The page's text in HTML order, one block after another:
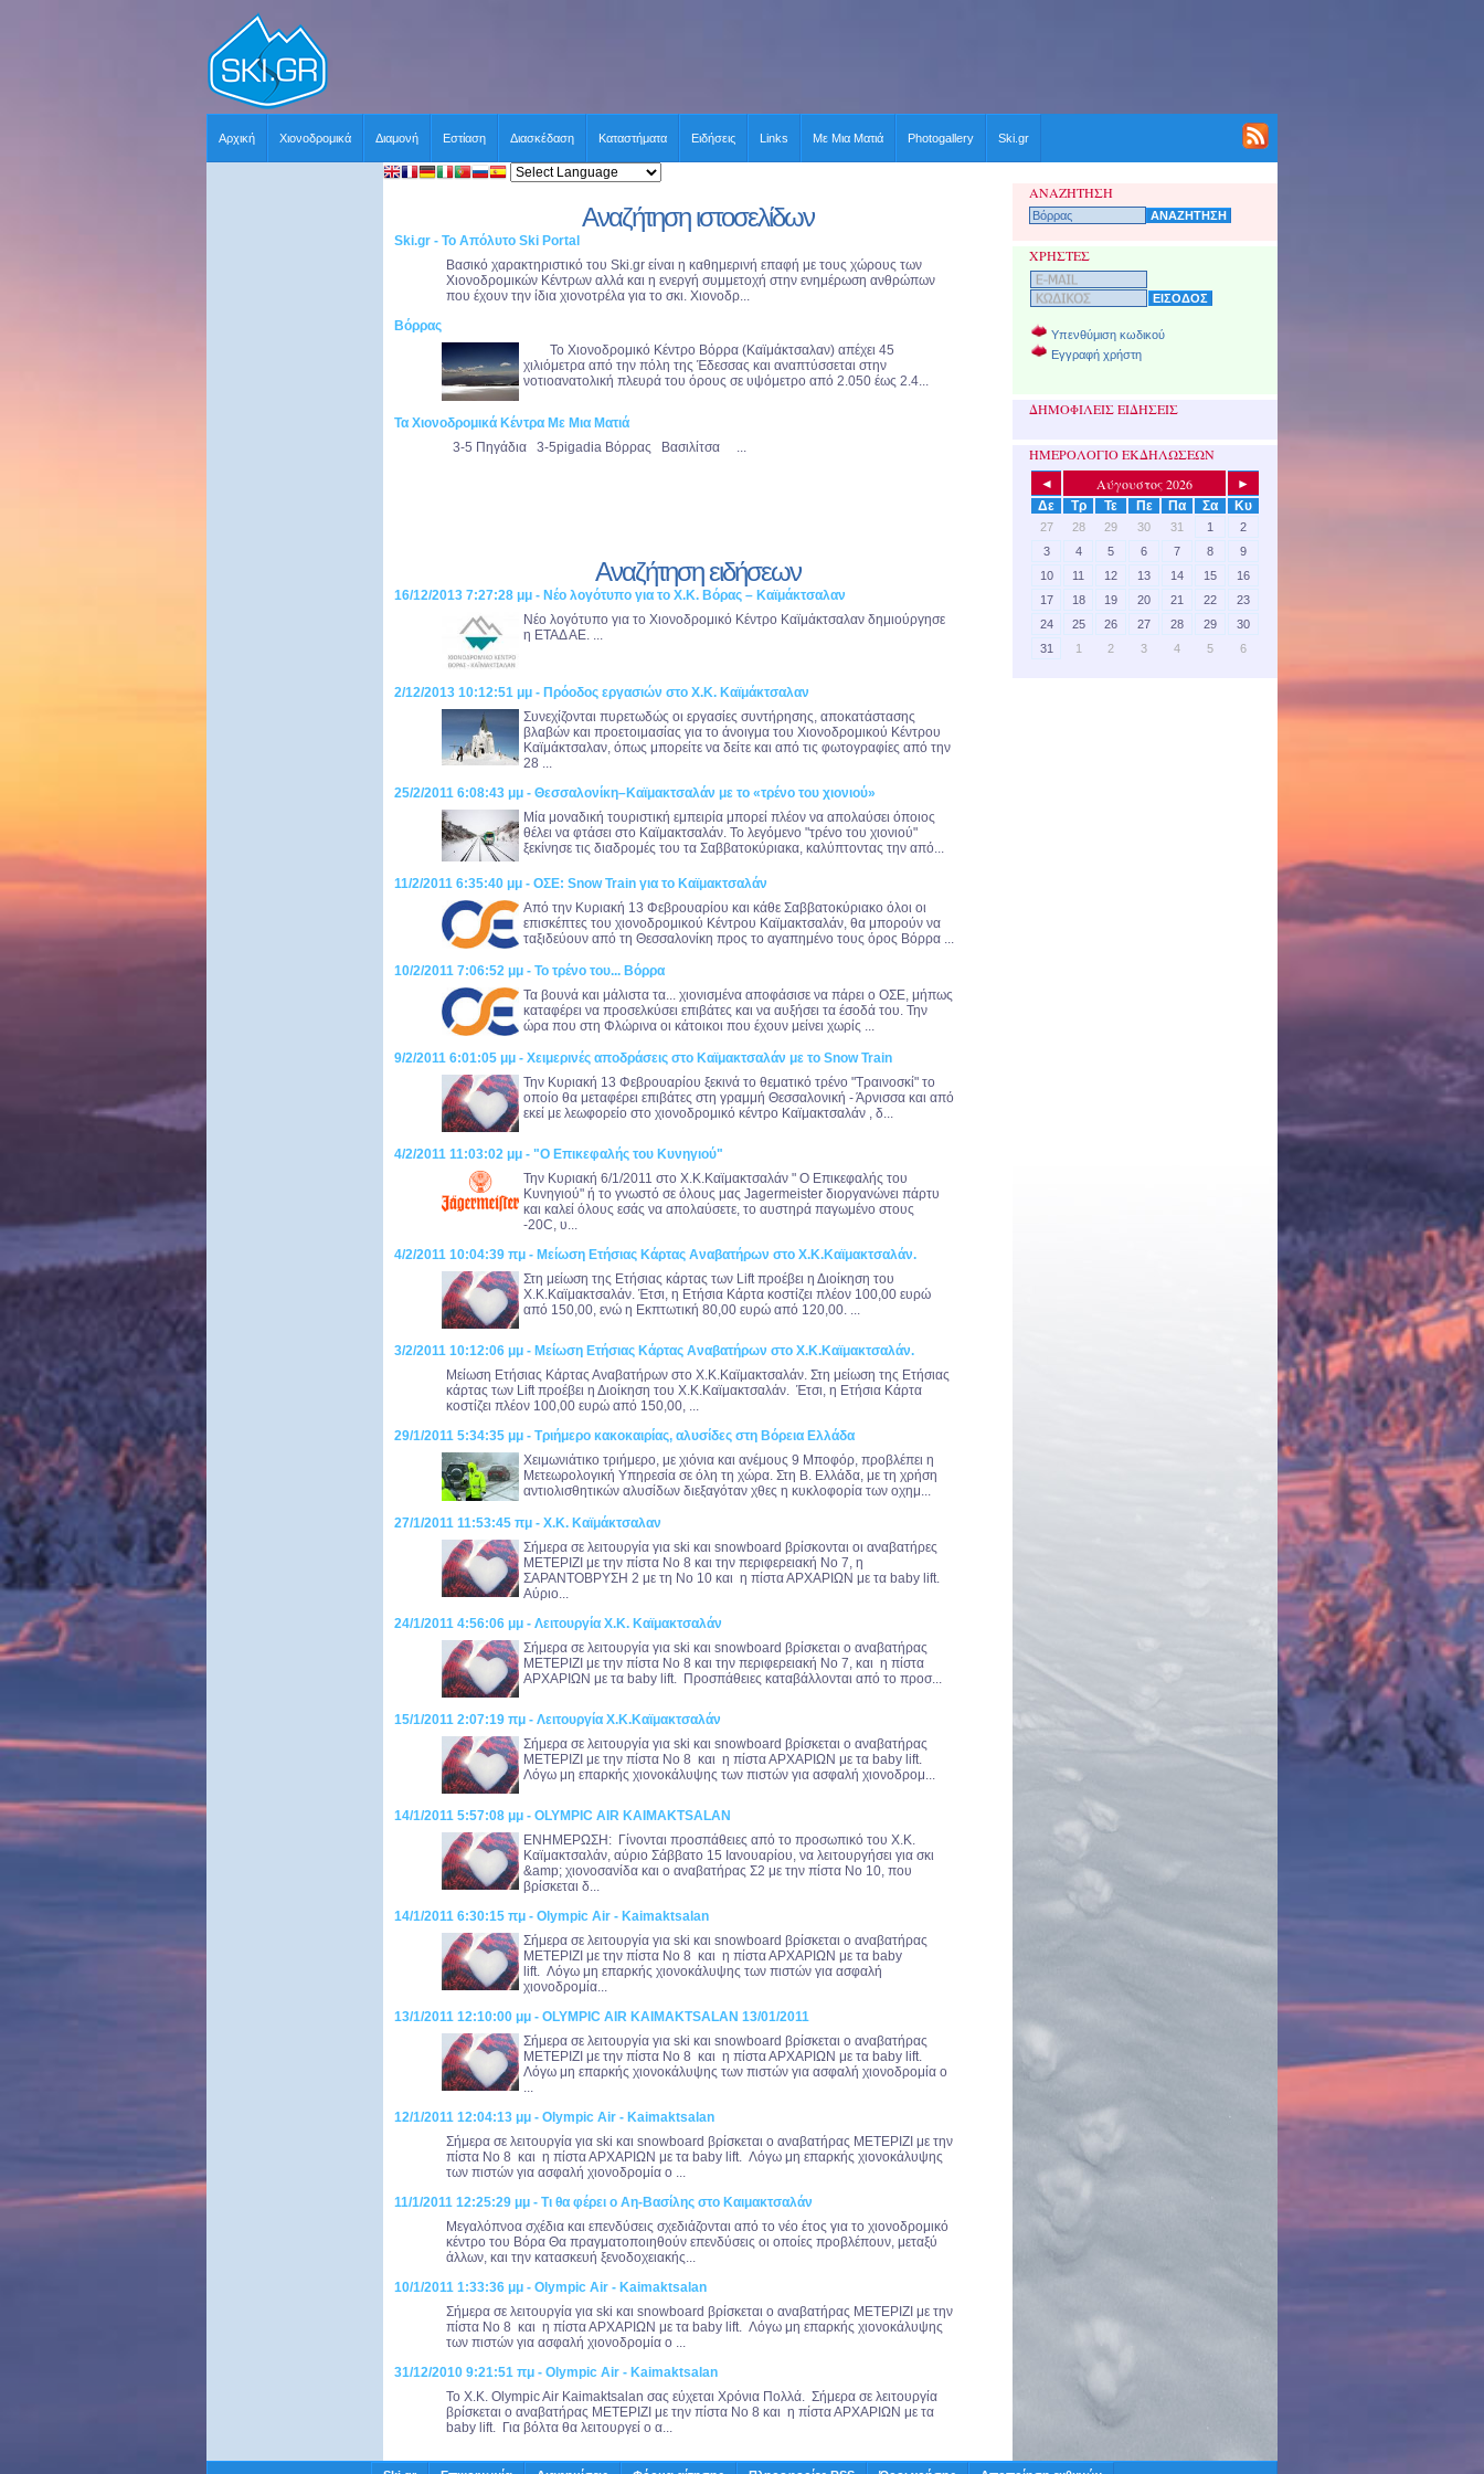
Αρχική Χιονοδρομικά Διαμονή Εστίαση Διασκέδαση Καταστήματα Ειδήσεις Links Με Μια Ματιά Photogallery Ski.gr
Αναζήτηση ιστοσελίδων
Ski.gr - Το Απόλυτο Ski Portal
Βασικό χαρακτηριστικό του Ski.gr είναι η καθημερινή επαφή με τους χώρους των
Χιονοδρομικών Κέντρων αλλά και η ενεργή συμμετοχή στην ενημέρωση ανθρώπων
που έχουν την ίδια χιονοτρέλα για το σκι. Χιονοδρ...
Βόρρας
Το Χιονοδρομικό Κέντρο Βόρρα (Καϊμάκτσαλαν) απέχει 45
χιλιόμετρα από την πόλη της Έδεσσας και αναπτύσσεται στην
νοτιοανατολική πλευρά του όρους σε υψόμετρο από 2.050 έως 2.4...
Τα Χιονοδρομικά Κέντρα Με Μια Ματιά
3-5 Πηγάδια 3-5pigadia Βόρρας Βασιλίτσα ...
Αναζήτηση ειδήσεων
16/12/2013 7:27:28 μμ - Νέο λογότυπο για το Χ.Κ. Βόρας – Καϊμάκτσαλαν
Νέο λογότυπο για το Χιονοδρομικό Κέντρο Καϊμάκτσαλαν δημιούργησε
η ΕΤΑΔ ΑΕ. ...
2/12/2013 10:12:51 μμ - Πρόοδος εργασιών στο Χ.Κ. Καϊμάκτσαλαν
Συνεχίζονται πυρετωδώς οι εργασίες συντήρησης, αποκατάστασης
βλαβών και προετοιμασίας για το άνοιγμα του Χιονοδρομικού Κέντρου
Καϊμάκτσαλαν, όπως μπορείτε να δείτε και από τις φωτογραφίες από την
28 ...
25/2/2011 6:08:43 μμ - Θεσσαλονίκη–Καϊμακτσαλάν με το «τρένο του χιονιού»
Μία μοναδική τουριστική εμπειρία μπορεί πλέον να απολαύσει όποιος
θέλει να φτάσει στο Καϊμακτσαλάν. Το λεγόμενο "τρένο του χιονιού"
ξεκίνησε τις διαδρομές του τα Σαββατοκύριακα, καλύπτοντας την από...
11/2/2011 6:35:40 μμ - ΟΣΕ: Snow Train για το Καϊμακτσαλάν
Από την Κυριακή 13 Φεβρουαρίου και κάθε Σαββατοκύριακο όλοι οι
επισκέπτες του χιονοδρομικού Κέντρου Καϊμακτσαλάν, θα μπορούν να
ταξιδεύουν από τη Θεσσαλονίκη προς το αγαπημένο τους όρος Βόρρα ...
10/2/2011 7:06:52 μμ - Το τρένο του... Βόρρα
Τα βουνά και μάλιστα τα... χιονισμένα αποφάσισε να πάρει ο ΟΣΕ, μήπως
καταφέρει να προσελκύσει επιβάτες και να αυξήσει τα έσοδά του. Την
ώρα που στη Φλώρινα οι κάτοικοι που έχουν μείνει χωρίς ...
9/2/2011 6:01:05 μμ - Χειμερινές αποδράσεις στο Καϊμακτσαλάν με το Snow Train
Την Κυριακή 13 Φεβρουαρίου ξεκινά το θεματικό τρένο "Τραινοσκί" το
οποίο θα μεταφέρει επιβάτες στη γραμμή Θεσσαλονική - Άρνισσα και από
εκεί με λεωφορείο στο χιονοδρομικό κέντρο Καϊμακτσαλάν , δ...
4/2/2011 11:03:02 μμ - "Ο Επικεφαλής του Κυνηγιού"
Την Κυριακή 6/1/2011 στο Χ.Κ.Καϊμακτσαλάν " Ο Επικεφαλής του
Κυνηγιού" ή το γνωστό σε όλους μας Jagermeister διοργανώνει πάρτυ
και καλεί όλους εσάς να απολαύσετε, το αυστηρά παγωμένο στους
-20C, υ...
4/2/2011 10:04:39 πμ - Μείωση Ετήσιας Κάρτας Αναβατήρων στο Χ.Κ.Καϊμακτσαλάν.
Στη μείωση της Ετήσιας κάρτας των Lift προέβει η Διοίκηση του
Χ.Κ.Καϊμακτσαλάν. Έτσι, η Ετήσια Κάρτα κοστίζει πλέον 100,00 ευρώ
από 150,00, ενώ η Εκπτωτική 80,00 ευρώ από 120,00. ...
3/2/2011 10:12:06 μμ - Μείωση Ετήσιας Κάρτας Αναβατήρων στο Χ.Κ.Καϊμακτσαλάν.
Μείωση Ετήσιας Κάρτας Αναβατήρων στο Χ.Κ.Καϊμακτσαλάν. Στη μείωση της Ετήσιας
κάρτας των Lift προέβει η Διοίκηση του Χ.Κ.Καϊμακτσαλάν. Έτσι, η Ετήσια Κάρτα
κοστίζει πλέον 100,00 ευρώ από 150,00, ...
29/1/2011 5:34:35 μμ - Τριήμερο κακοκαιρίας, αλυσίδες στη Βόρεια Ελλάδα
Χειμωνιάτικο τριήμερο, με χιόνια και ανέμους 9 Μποφόρ, προβλέπει η
Μετεωρολογική Υπηρεσία σε όλη τη χώρα. Στη Β. Ελλάδα, με τη χρήση
αντιολισθητικών αλυσίδων διεξαγόταν χθες η κυκλοφορία των οχημ...
27/1/2011 11:53:45 πμ - Χ.Κ. Καϊμάκτσαλαν
Σήμερα σε λειτουργία για ski και snowboard βρίσκονται οι αναβατήρες
ΜΕΤΕΡΙΖΙ με την πίστα Νο 8 και την περιφερειακή Νο 7, η
ΣΑΡΑΝΤΟΒΡΥΣΗ 2 με τη Νο 10 και η πίστα ΑΡΧΑΡΙΩΝ με τα baby lift.
Αύριο...
24/1/2011 4:56:06 μμ - Λειτουργία Χ.Κ. Καϊμακτσαλάν
Σήμερα σε λειτουργία για ski και snowboard βρίσκεται ο αναβατήρας
ΜΕΤΕΡΙΖΙ με την πίστα Νο 8 και την περιφερειακή Νο 7, και η πίστα
ΑΡΧΑΡΙΩΝ με τα baby lift. Προσπάθειες καταβάλλονται από το προσ...
15/1/2011 2:07:19 πμ - Λειτουργία Χ.Κ.Καϊμακτσαλάν
Σήμερα σε λειτουργία για ski και snowboard βρίσκεται ο αναβατήρας
ΜΕΤΕΡΙΖΙ με την πίστα Νο 8 και η πίστα ΑΡΧΑΡΙΩΝ με τα baby lift.
Λόγω μη επαρκής χιονοκάλυψης των πιστών για ασφαλή χιονοδρομ...
14/1/2011 5:57:08 μμ - OLYMPIC AIR KAIMAKTSALAN
ΕΝΗΜΕΡΩΣΗ: Γίνονται προσπάθειες από το προσωπικό του Χ.Κ.
Καϊμακτσαλάν, αύριο Σάββατο 15 Ιανουαρίου, να λειτουργήσει για σκι
&amp; χιονοσανίδα και ο αναβατήρας Σ2 με την πίστα Νο 10, που
βρίσκεται δ...
14/1/2011 6:30:15 πμ - Olympic Air - Kaimaktsalan
Σήμερα σε λειτουργία για ski και snowboard βρίσκεται ο αναβατήρας
ΜΕΤΕΡΙΖΙ με την πίστα Νο 8 και η πίστα ΑΡΧΑΡΙΩΝ με τα baby
lift. Λόγω μη επαρκής χιονοκάλυψης των πιστών για ασφαλή
χιονοδρομία...
13/1/2011 12:10:00 μμ - OLYMPIC AIR KAIMAKTSALAN 13/01/2011
Σήμερα σε λειτουργία για ski και snowboard βρίσκεται ο αναβατήρας
ΜΕΤΕΡΙΖΙ με την πίστα Νο 8 και η πίστα ΑΡΧΑΡΙΩΝ με τα baby lift.
Λόγω μη επαρκής χιονοκάλυψης των πιστών για ασφαλή χιονοδρομία ο
...
12/1/2011 12:04:13 μμ - Olympic Air - Kaimaktsalan
Σήμερα σε λειτουργία για ski και snowboard βρίσκεται ο αναβατήρας ΜΕΤΕΡΙΖΙ με την
πίστα Νο 8 και η πίστα ΑΡΧΑΡΙΩΝ με τα baby lift. Λόγω μη επαρκής χιονοκάλυψης
των πιστών για ασφαλή χιονοδρομία ο ...
11/1/2011 12:25:29 μμ - Τι θα φέρει ο Αη-Βασίλης στο Καιμακτσαλάν
Μεγαλόπνοα σχέδια και επενδύσεις σχεδιάζονται από το νέο έτος για το χιονοδρομικό
κέντρο του Βόρα Θα πραγματοποιηθούν επενδύσεις οι οποίες προβλέπουν, μεταξύ
άλλων, και την κατασκευή ξενοδοχειακής...
10/1/2011 1:33:36 μμ - Olympic Air - Kaimaktsalan
Σήμερα σε λειτουργία για ski και snowboard βρίσκεται ο αναβατήρας ΜΕΤΕΡΙΖΙ με την
πίστα Νο 8 και η πίστα ΑΡΧΑΡΙΩΝ με τα baby lift. Λόγω μη επαρκής χιονοκάλυψης
των πιστών για ασφαλή χιονοδρομία ο ...
31/12/2010 9:21:51 πμ - Olympic Air - Kaimaktsalan
Το Χ.Κ. Olympic Air Kaimaktsalan σας εύχεται Χρόνια Πολλά. Σήμερα σε λειτουργία
βρίσκεται ο αναβατήρας ΜΕΤΕΡΙΖΙ με την πίστα Νο 8 και η πίστα ΑΡΧΑΡΙΩΝ με τα
baby lift. Για βόλτα θα λειτουργεί ο α...
ΑΝΑΖΗΤΗΣΗ
ΧΡΗΣΤΕΣ
Υπενθύμιση κωδικού
Εγγραφή χρήστη
ΔΗΜΟΦΙΛΕΙΣ ΕΙΔΗΣΕΙΣ
ΗΜΕΡΟΛΟΓΙΟ ΕΚΔΗΛΩΣΕΩΝ
◄ Αύγουστος 2026
►
Δε
Τρ Τε Πε Πα Σα Κυ
27 28 29 30 31 1
2
3
4 5 6 7 8
9
10
11 12 13 14 15
16
17
18 19 20 21 22
23
24
25 26 27 28 29
30
31
1 2 3 4 5 6